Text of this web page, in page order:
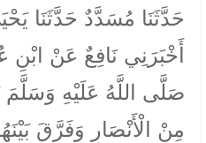
حَدَّثَنَا مُسَدَّدٌ حَدَّثَنَا
أَخْبَرَنِي نَافِعٌ عَنْ ابْنِ
صَلَّى اللَّهُ عَلَيْهِ
مِنْ الْأَنْصَارِ وَفَرَّقَ